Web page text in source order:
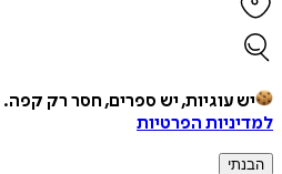
יש עוגיות, יש ספרים, חסר רק קפה.
למדיניות הפרטיות
הבנתי